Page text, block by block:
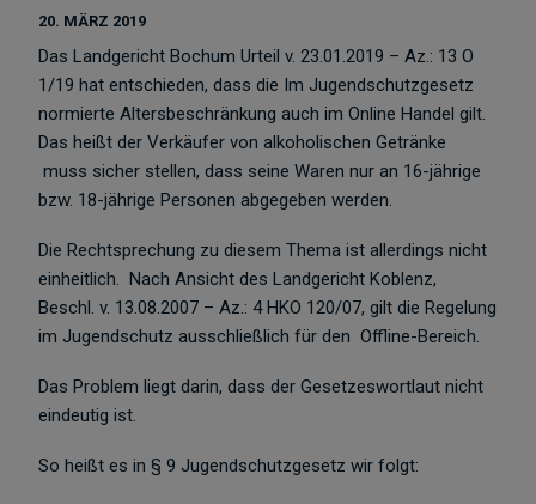
20. MÄRZ 2019
Das Landgericht Bochum Urteil v. 23.01.2019 – Az.: 13 O
1/19 hat entschieden, dass die Im Jugendschutzgesetz
normierte Altersbeschränkung auch im Online Handel gilt.
Das heißt der Verkäufer von alkoholischen Getränke
muss sicher stellen, dass seine Waren nur an 16-jährige
bzw. 18-jährige Personen abgegeben werden.
Die Rechtsprechung zu diesem Thema ist allerdings nicht
einheitlich. Nach Ansicht des Landgericht Koblenz,
Beschl. v. 13.08.2007 – Az.: 4 HKO 120/07, gilt die Regelung
im Jugendschutz ausschließlich für den Offline-Bereich.
Das Problem liegt darin, dass der Gesetzeswortlaut nicht
eindeutig ist.
So heißt es in § 9 Jugendschutzgesetz wir folgt: